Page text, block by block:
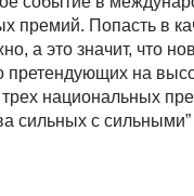
премий. Попасть в
а это значит, что
претендующих на
национальных
сильных с